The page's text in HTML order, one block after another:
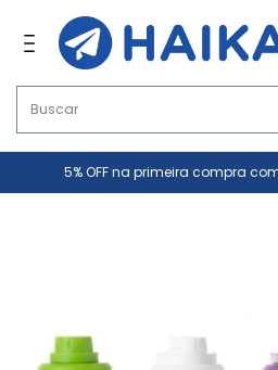
5% OFF na primeira compra